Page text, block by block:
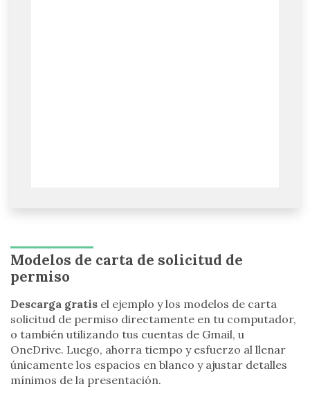
Modelos de carta de solicitud de
permiso
Descarga gratis el ejemplo y los modelos de carta
solicitud de permiso directamente en tu computador,
o también utilizando tus cuentas de Gmail, u
OneDrive. Luego, ahorra tiempo y esfuerzo al llenar
únicamente los espacios en blanco y ajustar detalles
mínimos de la presentación.